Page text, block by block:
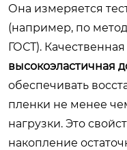
Она измеряется
(например, по
ГОСТ). Качественная
высокоэластичная
обеспечивать
пленки не менее
нагрузки. Это
накопление